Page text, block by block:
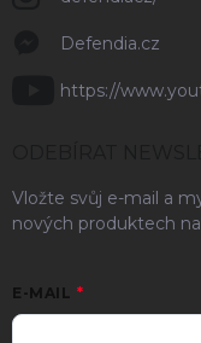
Defendia.cz
https://
Vložte svůj e-mail a
nových produktech
E-MAIL